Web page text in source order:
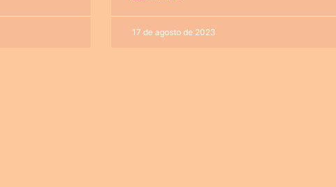
17 de agosto de 2023